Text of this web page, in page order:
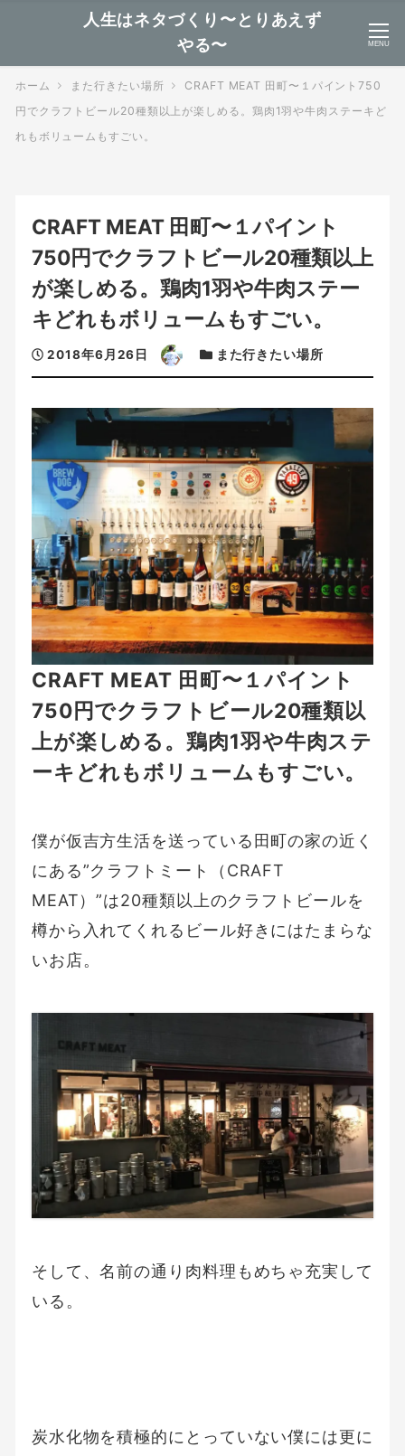
人生はネタづくり〜とりあえず
やる〜
MENU
ホーム また行きたい場所
CRAFT MEAT 田町〜１パイント750
円でクラフトビール20種類以上が楽しめる。鶏肉1羽や牛肉ステーキど
れもボリュームもすごい。
CRAFT MEAT 田町〜１パイント
750円でクラフトビール20種類以上
が楽しめる。鶏肉1羽や牛肉ステー
キどれもボリュームもすごい。
投
稿
日
2018年6月26日
著
者
カ
テ
ゴ
ー
また行きたい場所
CRAFT MEAT 田町〜１パイント
750円でクラフトビール20種類以
上が楽しめる。鶏肉1羽や牛肉ステ
ーキどれもボリュームもすごい。
僕が仮吉方生活を送っている田町の家の近く
にある”クラフトミート（CRAFT
MEAT）”は20種類以上のクラフトビールを
樽から入れてくれるビール好きにはたまらな
いお店。
そして、名前の通り肉料理もめちゃ充実して
いる。
炭水化物を積極的にとっていない僕には更に